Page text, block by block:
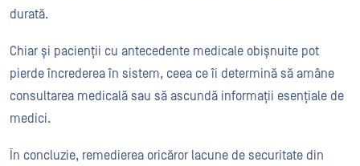
durată.
Chiar și pacienții cu antecedente medicale obișnuite pot
pierde încrederea în sistem, ceea ce îi determină să amâne
consultarea medicală sau să ascundă informații esențiale de
medici.
În concluzie, remedierea oricăror lacune de securitate din